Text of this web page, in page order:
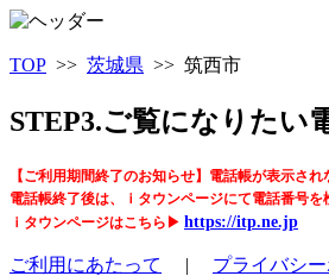
TOP >> 茨城県 >> 筑西市
STEP3.ご覧になりたい
【ご利用期間終了のお知らせ】電話帳が表示さ
電話帳終了後は、ｉタウンページにて電話番号を
ｉタウンページはこちら▶ https://itp.ne.jp
ご利用にあたって | プライバシ